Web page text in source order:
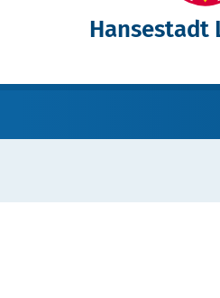
Hansestadt